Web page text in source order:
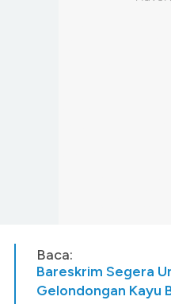
Baca:
Bareskrim Segera
Gelondongan Kayu